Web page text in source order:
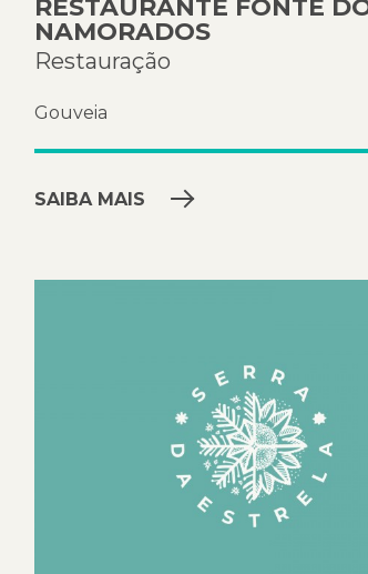
RESTAURANTE FONTE
NAMORADOS
Restauração
Gouveia
SAIBA MAIS